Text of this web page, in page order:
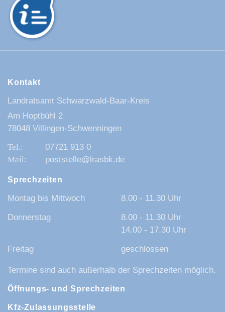
Kontakt
Landratsamt Schwarzwald-Baar-Kreis
Am Hoptbühl 2
78048 Villingen-Schwenningen
07721 913 0
poststelle@lrasbk.de
Sprechzeiten
Montag bis Mittwoch
8.00 - 11.30 Uhr
Donnerstag
8.00 - 11.30 Uhr
14.00 - 17.30 Uhr
Freitag
geschlossen
Termine sind auch außerhalb der Sprechzeiten möglich.
Öffnungs- und Sprechzeiten
Kfz-Zulassungsstelle